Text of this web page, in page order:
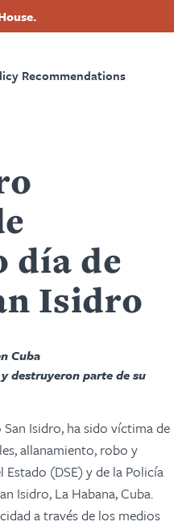
Recommendations
día de
Isidro
Cuba
destruyeron parte de su
Isidro, ha sido víctima de
allanamiento, robo y
(DSE) y de la Policía
Isidro, La Habana, Cuba.
a través de los medios